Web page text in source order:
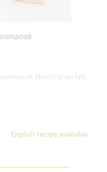
et chocolat au lait,
English recipe available